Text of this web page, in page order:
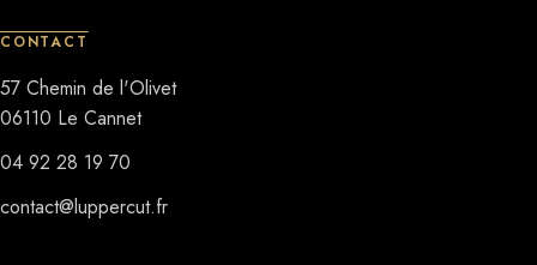
CONTACT
57 Chemin de l'Olivet
06110 Le Cannet
04 92 28 19 70
contact@luppercut.fr